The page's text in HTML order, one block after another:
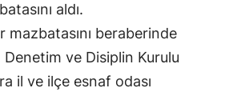
Hatay
Isparta
aldı.
mazbatasını beraberinde
Denetim ve Disiplin Kurulu
il ve ilçe esnaf odası